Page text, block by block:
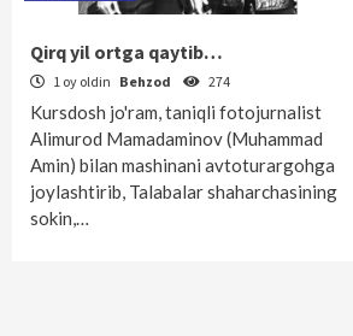
Qirq yil ortga qaytib…
1 oy oldin Behzod 274
Kursdosh jo'ram, taniqli fotojurnalist
Alimurod Mamadaminov (Muhammad
Amin) bilan mashinani avtoturargohga
joylashtirib, Talabalar shaharchasining
sokin,…